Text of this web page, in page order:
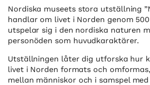
Nordiska museets stora utställning
handlar om livet i Norden genom
utspelar sig i den nordiska naturen
personöden som huvudkaraktärer.
Utställningen låter dig utforska hur
livet i Norden formats och
mellan människor och i samspel